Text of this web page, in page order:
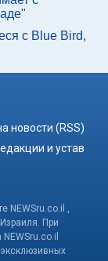
с Blue Bird,
новости (RSS)
и устав
NEWSru.co.il ,
При